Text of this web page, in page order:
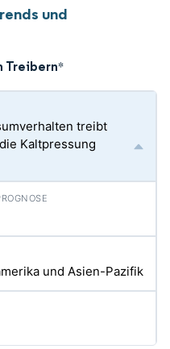
und
Treibern*
treibt
Kaltpressung
und Asien-Pazifik